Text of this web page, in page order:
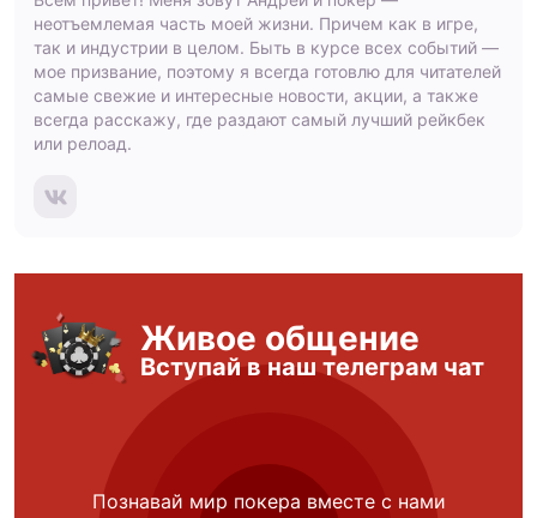
неотъемлемая часть моей жизни. Причем как в игре,
так и индустрии в целом. Быть в курсе всех событий —
мое призвание, поэтому я всегда готовлю для читателей
самые свежие и интересные новости, акции, а также
всегда расскажу, где раздают самый лучший рейкбек
или релоад.
Живое общение
Вступай в наш телеграм чат
Познавай мир покера вместе с нами